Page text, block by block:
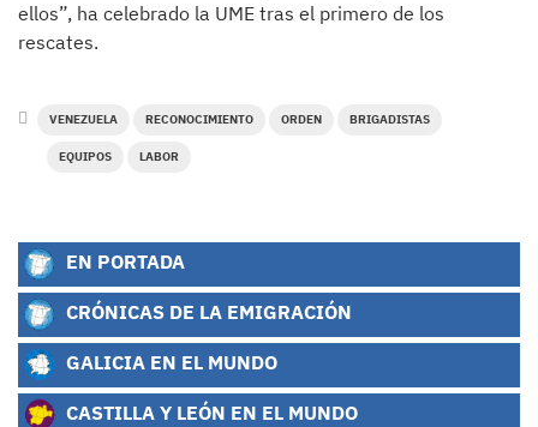
ellos”, ha celebrado la UME tras el primero de los
rescates.
VENEZUELA RECONOCIMIENTO ORDEN BRIGADISTAS
EQUIPOS LABOR
EN PORTADA
CRÓNICAS DE LA EMIGRACIÓN
GALICIA EN EL MUNDO
CASTILLA Y LEÓN EN EL MUNDO